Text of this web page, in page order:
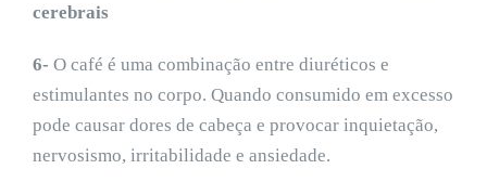
cerebrais
6- O café é uma combinação entre diuréticos e
estimulantes no corpo. Quando consumido em excesso
pode causar dores de cabeça e provocar inquietação,
nervosismo, irritabilidade e ansiedade.